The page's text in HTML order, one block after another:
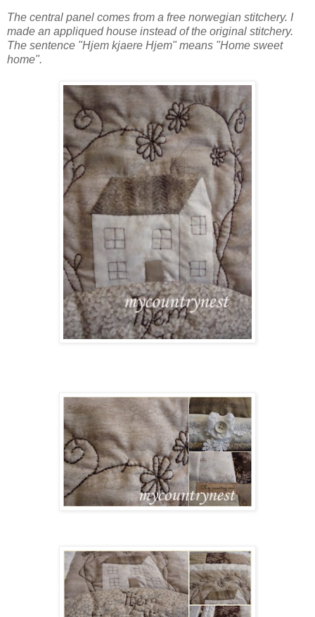
The central panel comes from a free norwegian stitchery. I
made an appliqued house instead of the original stitchery.
The sentence "Hjem kjaere Hjem" means "Home sweet
home".